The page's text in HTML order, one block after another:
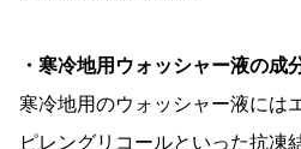
・寒冷地用ウォッシャー液の成
寒冷地用のウォッシャー液には
ピレングリコールといった抗凍